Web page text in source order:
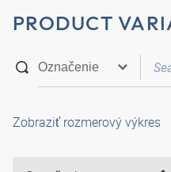
PRODUCT
Zobraziť rozmerový výkres